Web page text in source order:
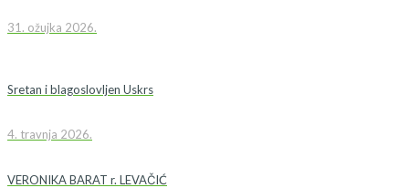
31. ožujka 2026.
Sretan i blagoslovljen Uskrs
4. travnja 2026.
VERONIKA BARAT r. LEVAČIĆ